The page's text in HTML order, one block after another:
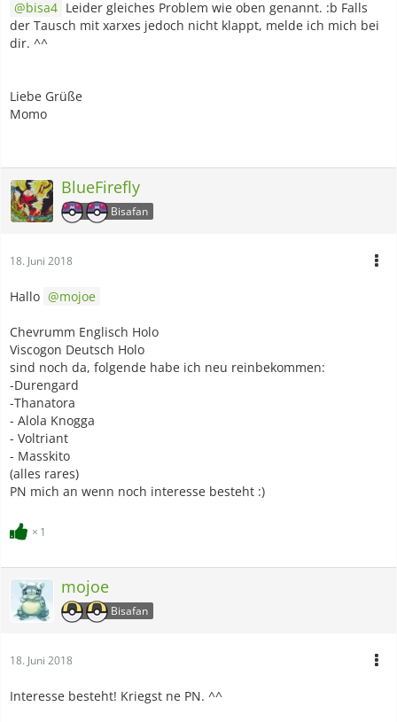
bisa4 Leider gleiches Problem wie oben genannt. :b Falls
der Tausch mit xarxes jedoch nicht klappt, melde ich mich bei
dir. ^^
Liebe Grüße
Momo
BlueFirefly
Bisafan
18. Juni 2018
Hallo mojoe
Chevrumm Englisch Holo
Viscogon Deutsch Holo
sind noch da, folgende habe ich neu reinbekommen:
-Durengard
-Thanatora
- Alola Knogga
- Voltriant
- Masskito
(alles rares)
PN mich an wenn noch interesse besteht :)
1
mojoe
Bisafan
18. Juni 2018
Interesse besteht! Kriegst ne PN. ^^